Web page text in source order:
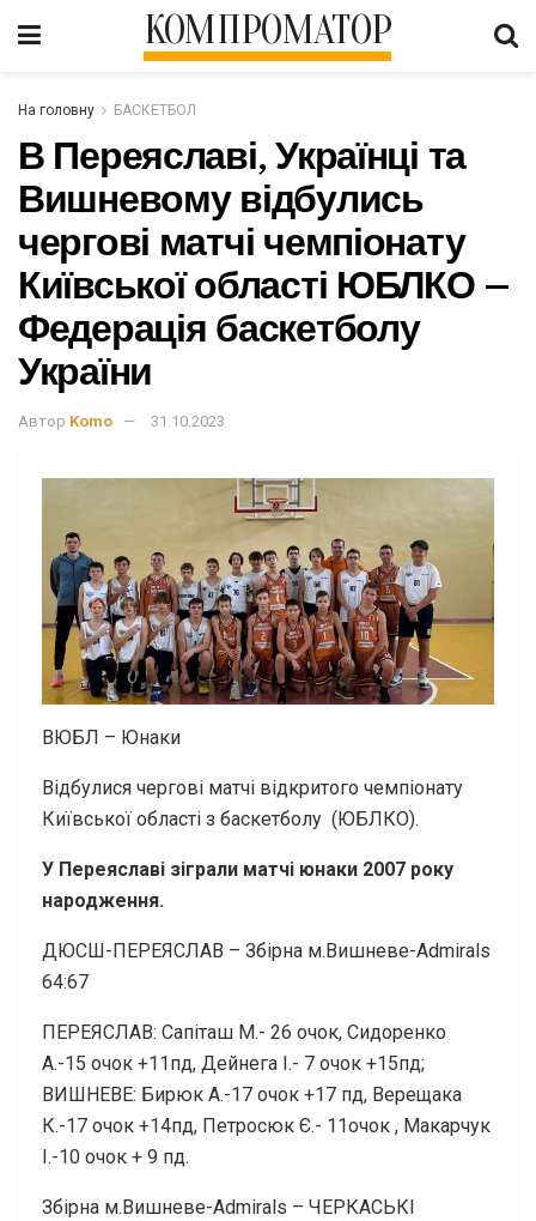
КОМПРОМАТОР
На головну БАСКЕТБОЛ
В Переяславі, Українці та
Вишневому відбулись
чергові матчі чемпіонату
Київської області ЮБЛКО –
Федерація баскетболу
України
Автор Komo 31.10.2023
ВЮБЛ – Юнаки
Відбулися чергові матчі відкритого чемпіонату
Київської області з баскетболу (ЮБЛКО).
У Переяславі зіграли матчі юнаки 2007 року
народження.
ДЮСШ-ПЕРЕЯСЛАВ – Збірна м.Вишневе-Admirals
64:67
ПЕРЕЯСЛАВ: Сапіташ М.- 26 очок, Сидоренко
А.-15 очок +11пд, Дейнега І.- 7 очок +15пд;
ВИШНЕВЕ: Бирюк А.-17 очок +17 пд, Верещака
К.-17 очок +14пд, Петросюк Є.- 11очок , Макарчук
І.-10 очок + 9 пд.
Збірна м.Вишневе-Admirals – ЧЕРКАСЬКІ